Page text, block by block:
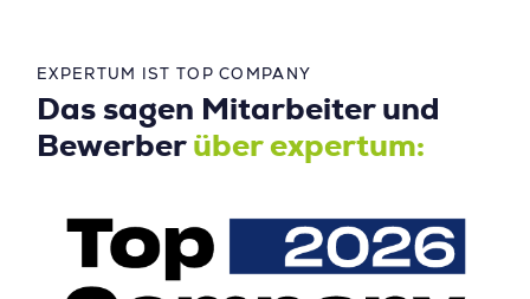
EXPERTUM IST TOP COMPANY
Das sagen Mitarbeiter und
Bewerber über expertum: